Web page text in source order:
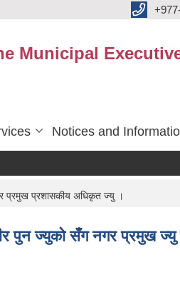
Municipal
Notices and
र प्रमुख प्रशासकीय अधिकृत ज्यु ।
पुन ज्युको सँग नगर